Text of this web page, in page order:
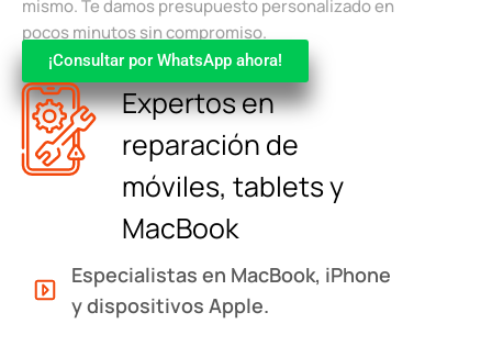
mismo. Te damos presupuesto personalizado en
pocos minutos sin compromiso.
¡Consultar por WhatsApp ahora!
Expertos en
reparación de
móviles, tablets y
MacBook
Especialistas en MacBook, iPhone
y dispositivos Apple.